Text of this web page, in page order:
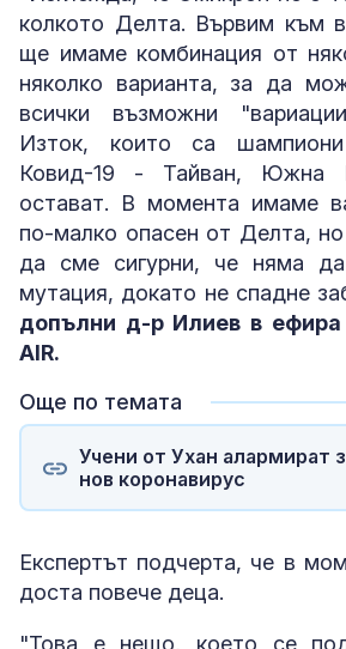
колкото Делта. Вървим към
ще имаме комбинация от
няколко варианта, за да
всички възможни
Изток, които са
Ковид-19 - Тайван, Южна
остават. В момента имаме
по-малко опасен от Делта,
да сме сигурни, че няма да
мутация, докато не спадне
допълни д-р Илиев в ефира
AIR.
Още по темата
Учени от Ухан алармират
нов коронавирус
Експертът подчерта, че в
доста повече деца.
"Това е нещо, което се